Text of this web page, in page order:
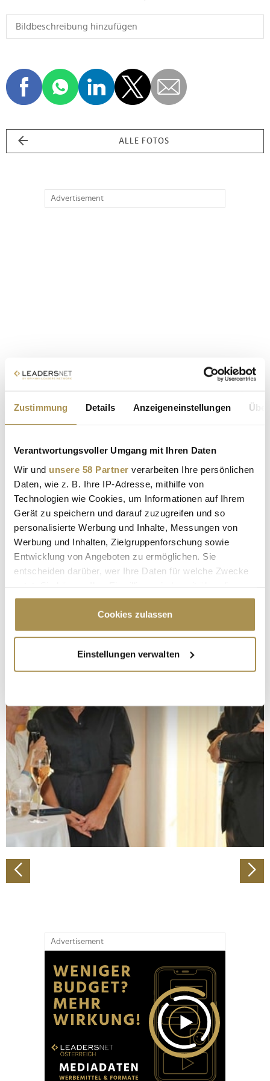
Zustimmung Details Anzeigeneinstellungen
Verantwortungsvoller Umgang mit Ihren Daten
Wir und unsere 58 Partner verarbeiten Ihre persönlichen
Daten, wie z. B. Ihre IP-Adresse, mithilfe von
Technologien wie Cookies, um Informationen auf Ihrem
Gerät zu speichern und darauf zuzugreifen und so
personalisierte Werbung und Inhalte, Messungen von
Werbung und Inhalten, Zielgruppenforschung sowie
Entwicklung von Angeboten zu ermöglichen. Sie
entscheiden darüber, wer Ihre Daten für welche Zwecke
Cookie-Erklärung oder durch Klicken auf das Privacy
Trigger Symbol ändern oder widerrufen
Informationen über Ihre geografische Lage
erfassen, welche bis auf einige Meter genau sein
bestimmten Merkmalen (Fingerprinting) identifizieren
Erfahren Sie mehr darüber, wie Ihre persönlichen Daten
verarbeitet werden, und legen Sie Ihre Präferenzen im
Abschnitt Einzelheitenfest.
Wir verwenden Cookies, um Inhalte und Anzeigen zu
personalisieren, Funktionen für soziale Medien anbieten
zu können und die Zugriffe auf unsere Website zu
analysieren. Außerdem geben wir Informationen zu Ihrer
Verwendung unserer Website an unsere Partner für
soziale Medien, Werbung und Analysen weiter. Unsere
Partner führen diese Informationen möglicherweise mit
Cookies zulassen
Einstellungen verwalten
ALLE FOTOS
Advertisement
Advertisement